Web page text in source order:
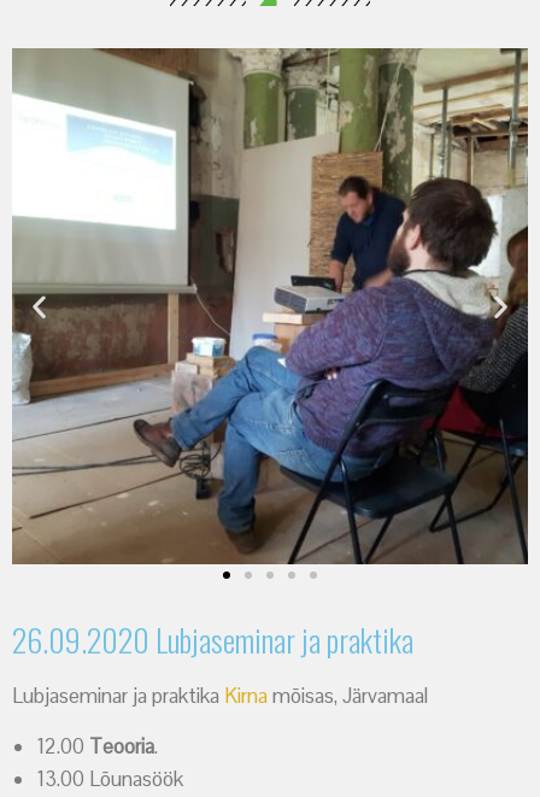
26.09.2020 Lubjaseminar ja praktika
Lubjaseminar ja praktika Kirnamõisas, Järvamaal
12.00 Teooria.
13.00 Lõunasöök